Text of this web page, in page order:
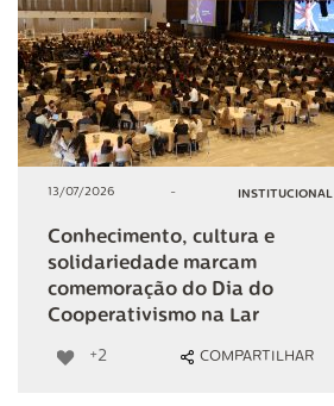
13/07/2026 - INSTITUCIONAL
Conhecimento, cultura e
solidariedade marcam
comemoração do Dia do
Cooperativismo na Lar
+2 COMPARTILHAR